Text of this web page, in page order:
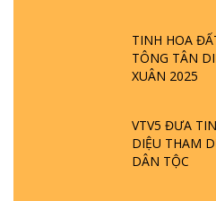
TINH HOA
TÔNG TÂN
XUÂN 2025
VTV5 ĐƯA
DIỆU THAM
DÂN TỘC